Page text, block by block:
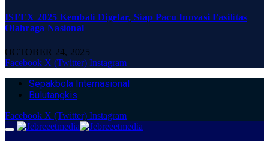
ISFEX 2025 Kembali Digelar, Siap Pacu Inovasi Fasilitas
Olahraga Nasional
OCTOBER 24, 2025
Facebook X (Twitter) Instagram
Sepakbola Internasional
Bulutangkis
Facebook X (Twitter) Instagram